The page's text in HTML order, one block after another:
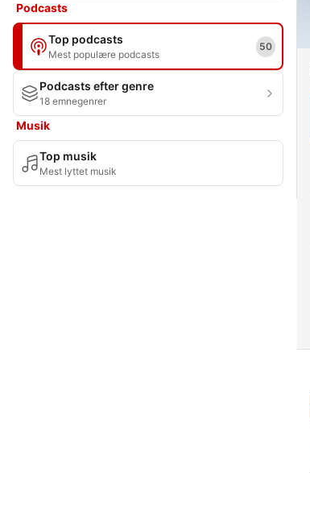
Podcasts
Top podcasts
Mest populære podcasts
50
Podcasts efter genre
18 emnegenrer
Musik
Top musik
Mest lyttet musik